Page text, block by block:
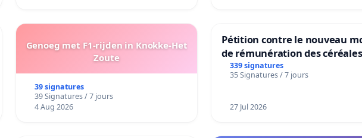
Genoeg met F1-rijden in Knokke-Het
Zoute
39 signatures
39 Signatures / 7 jours
4 Aug 2026
Pétition contre le nouveau
de rémunération des céréales
panifiables de Swiss granum
sur la teneur en protéines
339 signatures
35 Signatures / 7 jours
27 Jul 2026